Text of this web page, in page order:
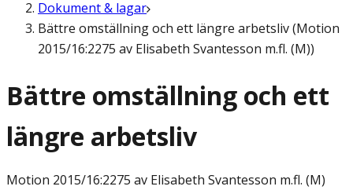
Dokument & lagar
Bättre omställning och ett längre arbetsliv (Motion
2015/16:2275 av Elisabeth Svantesson m.fl. (M))
Bättre omställning och ett
längre arbetsliv
Motion 2015/16:2275 av Elisabeth Svantesson m.fl. (M)